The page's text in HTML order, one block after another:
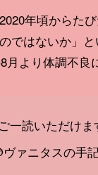
年頃からた
ではないか」
より体調不良
ご一読いただけ
ァニタスの手